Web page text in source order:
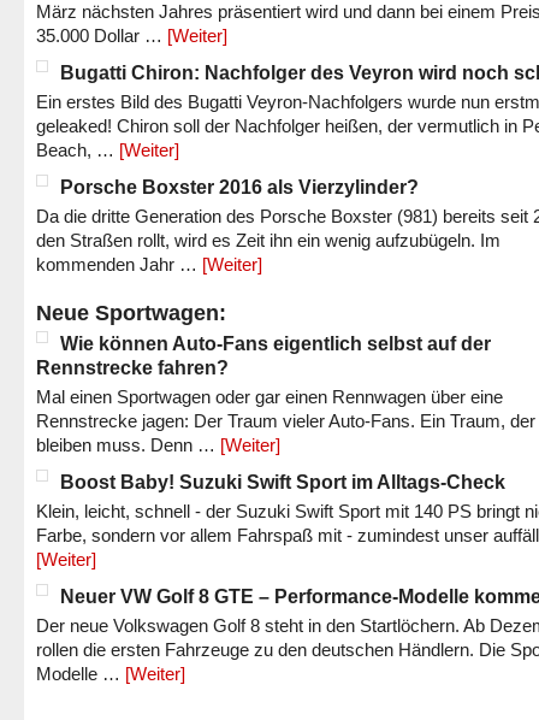
März nächsten Jahres präsentiert wird und dann bei einem
35.000 Dollar … [Weiter]
Bugatti Chiron: Nachfolger des Veyron wird noch
Ein erstes Bild des Bugatti Veyron-Nachfolgers wurde nun
geleaked! Chiron soll der Nachfolger heißen, der vermutlich in
Beach, … [Weiter]
Porsche Boxster 2016 als Vierzylinder?
Da die dritte Generation des Porsche Boxster (981) bereits seit
den Straßen rollt, wird es Zeit ihn ein wenig aufzubügeln. Im
kommenden Jahr … [Weiter]
Neue Sportwagen:
Wie können Auto-Fans eigentlich selbst auf der
Rennstrecke fahren?
Mal einen Sportwagen oder gar einen Rennwagen über eine
Rennstrecke jagen: Der Traum vieler Auto-Fans. Ein Traum,
bleiben muss. Denn … [Weiter]
Boost Baby! Suzuki Swift Sport im Alltags-Check
Klein, leicht, schnell - der Suzuki Swift Sport mit 140 PS bringt
Farbe, sondern vor allem Fahrspaß mit - zumindest unser
[Weiter]
Neuer VW Golf 8 GTE – Performance-Modelle
Der neue Volkswagen Golf 8 steht in den Startlöchern. Ab
rollen die ersten Fahrzeuge zu den deutschen Händlern. Die
Modelle … [Weiter]